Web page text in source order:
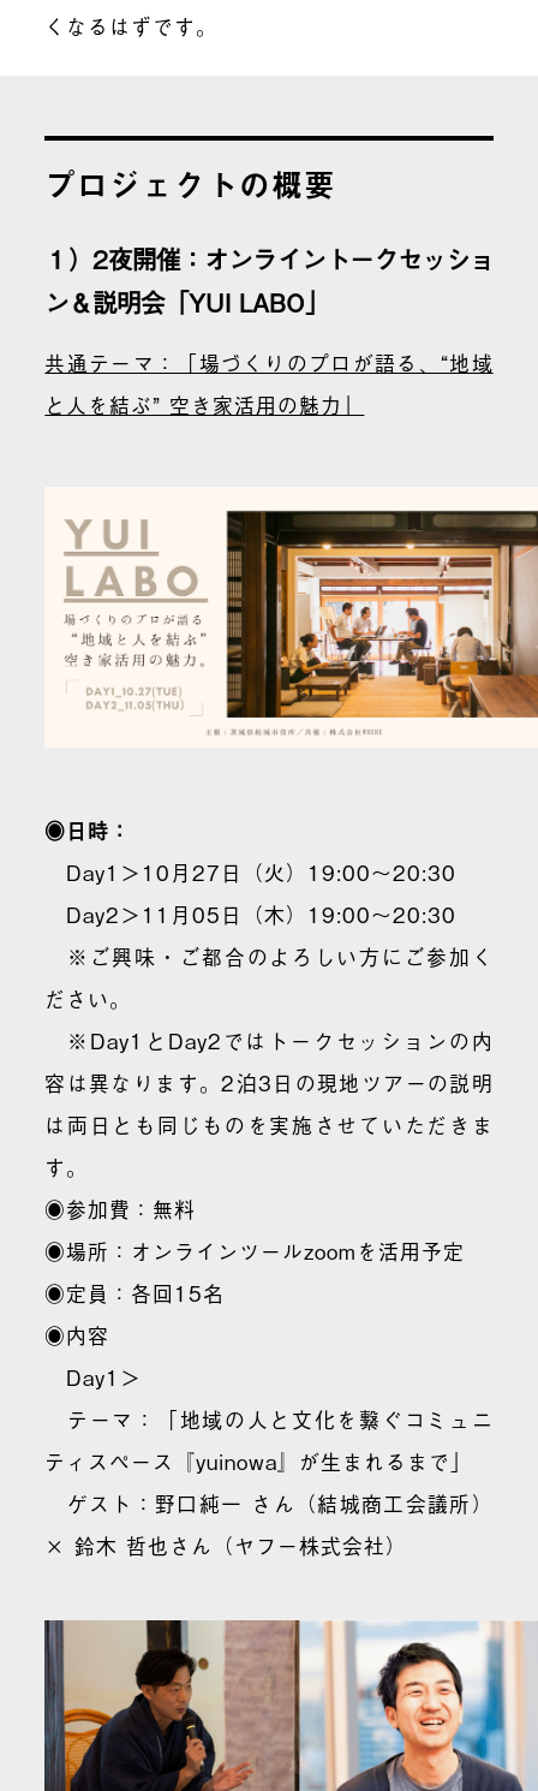
くなるはずです。
プロジェクトの概要
１）2夜開催：オンライントークセッショ
ン＆説明会「YUI LABO」
共通テーマ：「場づくりのプロが語る、“地域
と人を結ぶ” 空き家活用の魅力」
◉日時：
Day1＞10月27日（火）19:00〜20:30
Day2＞11月05日（木）19:00〜20:30
※ご興味・ご都合のよろしい方にご参加く
ださい。
※Day1とDay2ではトークセッションの内
容は異なります。2泊3日の現地ツアーの説明
は両日とも同じものを実施させていただきま
す。
◉参加費： 無料
◉場所： オンラインツールzoomを活用予定
◉定員： 各回15名
◉内容
Day1＞
テーマ：「地域の人と文化を繋ぐコミュニ
ティスペース『yuinowa』が生まれるまで」
ゲスト：野口純一 さん（結城商工会議所）
× 鈴木 哲也さん（ヤフー株式会社）